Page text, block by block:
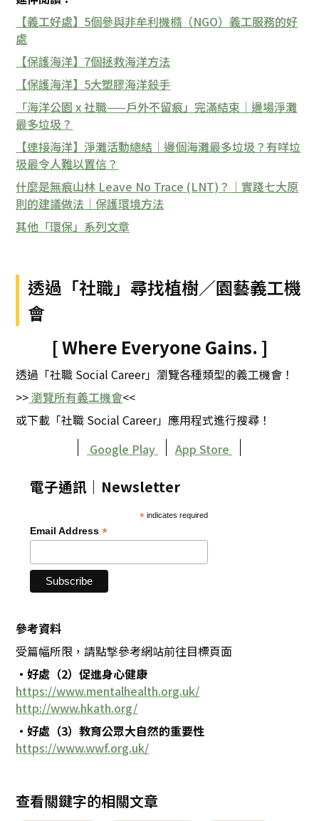
【義工好處】5個參與非牟利機橢（NGO）義工服務的好
處
【保護海洋】7個拯救海洋方法
【保護海洋】5大塑膠海洋殺手
「海洋公園 x 社職——戶外不留痕」完滿結束｜邊場淨灘
最多垃圾？
【連接海洋】淨灘活動總結｜邊個海灘最多垃圾？有咩垃
圾最令人難以置信？
什麼是無痕山林 Leave No Trace (LNT)？｜實踐七大原
則的建議做法｜保護環境方法
其他「環保」系列文章
透過「社職」尋找植樹／園藝義工機
會
[ Where Everyone Gains. ]
透過「社職 Social Career」瀏覽各種類型的義工機會！
>>瀏覽所有義工機會<<
或下載「社職 Social Career」應用程式進行搜尋！
｜ Google Play ｜ App Store ｜
電子通訊｜Newsletter
* indicates required
Email Address*
參考資料
受篇幅所限，請點撃參考網站前往目標頁面
・好處（2）促進身心健康
https://www.mentalhealth.org.uk/
http://www.hkath.org/
・好處（3）教育公眾大自然的重要性
https://www.wwf.org.uk/
查看關鍵字的相關文章